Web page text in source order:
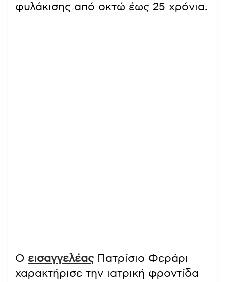
φυλάκισης από οκτώ έως 25 χρόνια.
Ο εισαγγελέαςΠατρίσιο Φεράρι
χαρακτήρισε την ιατρική φροντίδα